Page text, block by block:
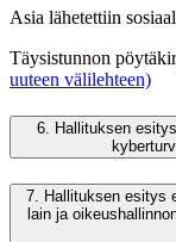
Asia lähetettiin
Täysistunnon
uuteen välilehteen)
6. Hallituksen
7.
Hallituksen esitys
lain ja